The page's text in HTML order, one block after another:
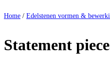
Home / Edelstenen vormen &
Statement